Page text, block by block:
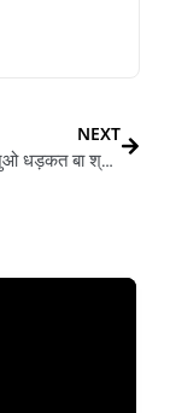
NEXT
एह मंदिर में आजुओ धड़कत बा श्री कृष्ण के दिल